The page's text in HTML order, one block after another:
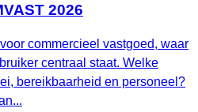
2026
commercieel vastgoed, waar
centraal staat. Welke
bereikbaarheid en personeel?